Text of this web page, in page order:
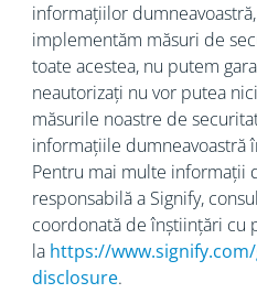
informațiilor
implementăm măsuri de
toate acestea, nu putem
neautorizați nu vor putea
măsurile noastre de
informațiile dumneavoastră
Pentru mai multe informații
responsabilă a Signify,
coordonată de înștiințări cu
la https://
disclosure.